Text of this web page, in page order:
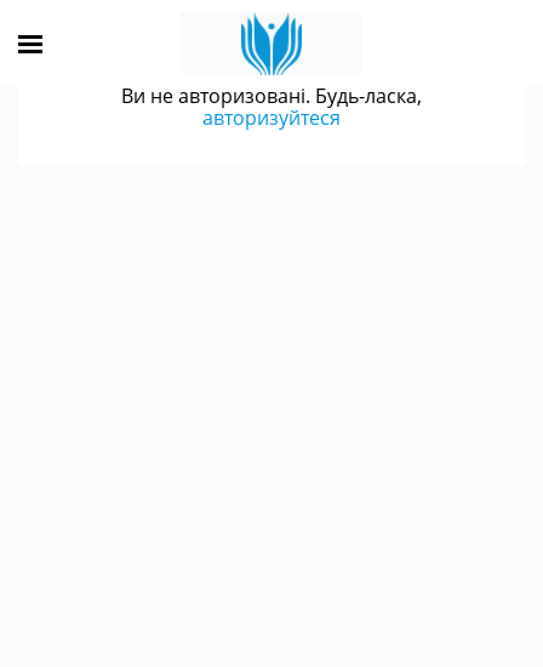
Ви не авторизовані. Будь-ласка,
авторизуйтеся